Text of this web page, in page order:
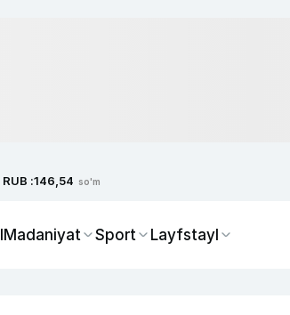
RUB :146,54 so'm
Madaniyat Sport Layfstayl